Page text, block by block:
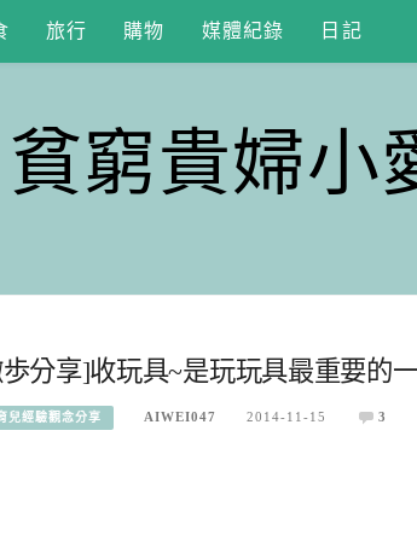
旅行 購物 媒體紀錄 日記
貧窮貴婦小
分享]收玩具~是玩玩具最重要的
兒經驗觀念分享 AIWEI047 2014-11-15 3